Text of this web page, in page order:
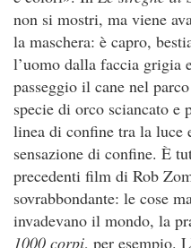
non si mostri, ma viene
la maschera: è capro,
l’uomo dalla faccia grigia
passeggio il cane nel
specie di orco sciancato
linea di confine tra la luce
sensazione di confine. È
precedenti film di Rob
sovrabbondante: le cose
invadevano il mondo, la
1000 corpi, per esempio.